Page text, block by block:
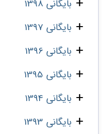
بایگانی 1398
بایگانی 1397
بایگانی 1396
بایگانی 1395
بایگانی 1394
بایگانی 1393